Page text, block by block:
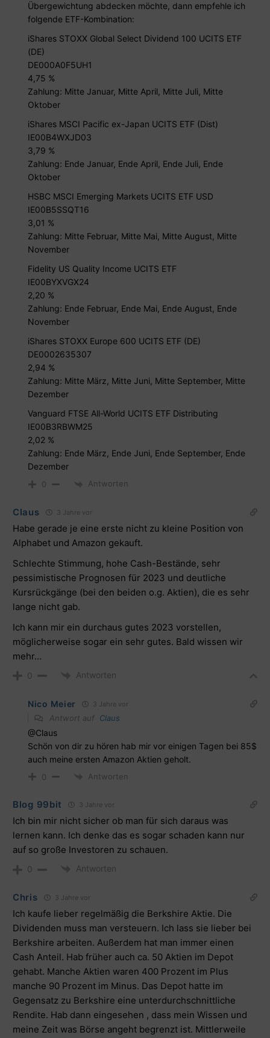
Übergewichtung abdecken möchte, dann empfehle ich
folgende ETF-Kombination:
iShares STOXX Global Select Dividend 100 UCITS ETF
(DE)
DE000A0F5UH1
4,75 %
Zahlung: Mitte Januar, Mitte April, Mitte Juli, Mitte
Oktober
iShares MSCI Pacific ex-Japan UCITS ETF (Dist)
IE00B4WXJD03
3,79 %
Zahlung: Ende Januar, Ende April, Ende Juli, Ende
Oktober
HSBC MSCI Emerging Markets UCITS ETF USD
IE00B5SSQT16
3,01 %
Zahlung: Mitte Februar, Mitte Mai, Mitte August, Mitte
November
Fidelity US Quality Income UCITS ETF
IE00BYXVGX24
2,20 %
Zahlung: Ende Februar, Ende Mai, Ende August, Ende
November
iShares STOXX Europe 600 UCITS ETF (DE)
DE0002635307
2,94 %
Zahlung: Mitte März, Mitte Juni, Mitte September, Mitte
Dezember
Vanguard FTSE All-World UCITS ETF Distributing
IE00B3RBWM25
2,02 %
Zahlung: Ende März, Ende Juni, Ende September, Ende
Dezember
0 Antworten
Claus 3 Jahre vor
Habe gerade je eine erste nicht zu kleine Position von
Alphabet und Amazon gekauft.
Schlechte Stimmung, hohe Cash-Bestände, sehr
pessimistische Prognosen für 2023 und deutliche
Kursrückgänge (bei den beiden o.g. Aktien), die es sehr
lange nicht gab.
Ich kann mir ein durchaus gutes 2023 vorstellen,
möglicherweise sogar ein sehr gutes. Bald wissen wir
mehr…
0 Antworten
Nico Meier 3 Jahre vor
Antwort auf Claus
@Claus
Schön von dir zu hören hab mir vor einigen Tagen bei 85$
auch meine ersten Amazon Aktien geholt.
0 Antworten
Blog 99bit 3 Jahre vor
Ich bin mir nicht sicher ob man für sich daraus was
lernen kann. Ich denke das es sogar schaden kann nur
auf so große Investoren zu schauen.
0 Antworten
Chris 3 Jahre vor
Ich kaufe lieber regelmäßig die Berkshire Aktie. Die
Dividenden muss man versteuern. Ich lass sie lieber bei
Berkshire arbeiten. Außerdem hat man immer einen
Cash Anteil. Hab früher auch ca. 50 Aktien im Depot
gehabt. Manche Aktien waren 400 Prozent im Plus
manche 90 Prozent im Minus. Das Depot hatte im
Gegensatz zu Berkshire eine unterdurchschnittliche
Rendite. Hab dann eingesehen , dass mein Wissen und
meine Zeit was Börse angeht begrenzt ist. Mittlerweile